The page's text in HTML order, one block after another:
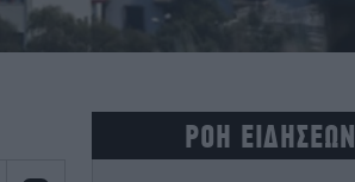
ΡΟΗ ΕΙΔΗΣΕΩΝ